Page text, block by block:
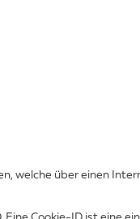
welche über einen
Cookie-ID ist eine